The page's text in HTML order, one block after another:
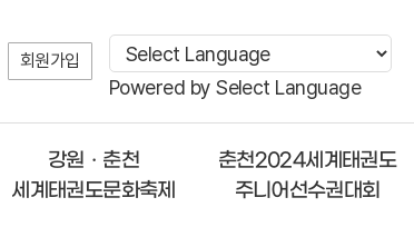
회원가입
Powered bySelect Language
강원ㆍ춘천
세계태권도문화축제
춘천2024세계태권도
주니어선수권대회